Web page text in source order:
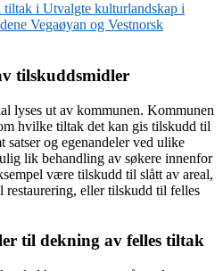
i Utvalgte kulturlandskap i
Vegaøyan og Vestnorsk
tilskuddsmidler
lyses ut av kommunen. Kommunen
hvilke tiltak det kan gis tilskudd til
satser og egenandeler ved ulike
lik behandling av søkere innenfor
være tilskudd til slått av areal,
eller tilskudd til felles
til dekning av felles tiltak